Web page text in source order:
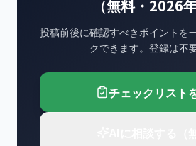
（無料・2026
投稿前後に確認すべきポイントを
クできます。登録は不
チェックリスト